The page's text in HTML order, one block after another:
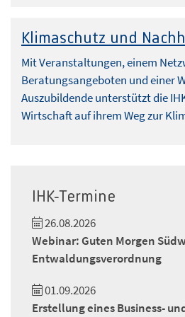
Klimaschutz und
Mit Veranstaltungen, einem
Beratungsangeboten und einer
Auszubildende unterstützt die
Wirtschaft auf ihrem Weg zur
IHK-Termine
26.08.2026
Webinar: Guten Morgen
Entwaldungsverordnung
01.09.2026
Erstellung eines Business-